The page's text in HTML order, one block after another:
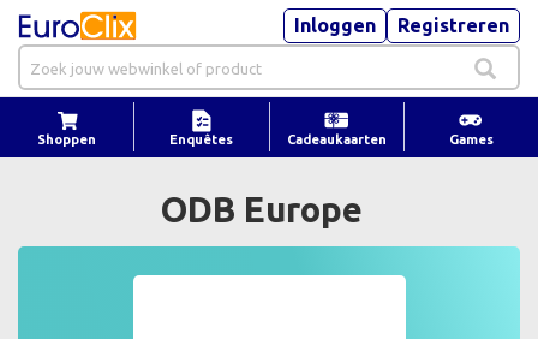
Inloggen Registreren
Shoppen Enquêtes Cadeaukaarten Games
ODB Europe